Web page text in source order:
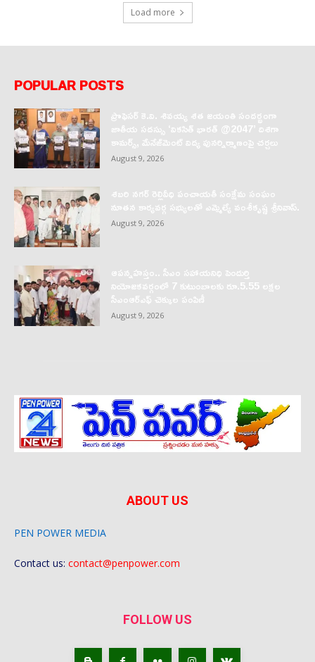
Load more
POPULAR POSTS
ప్రొఫెసర్‌ కె.వి. శివయ్య శత జయంతి సందర్భంగా
జాతీయ సదస్సు ‘వికసిత్‌ భారత్‌ @2047’ దిశగా
కామర్స్‌, మేనేజ్‌మెంట్‌ విద్య పునర్నిర్మాణంపై చర్చలు
August 9, 2026
శబరి నగర్ రెల్లివీధి పంచాయతీ సంక్షేమ సంఘం
నూతన కార్యవర్గ సభ్యులతో ఎమ్మెల్యే వంశీకృష్ణ శ్రీనివాస్.
August 9, 2026
ఆపన్నహస్తం.. సీఎం సహాయనిధి పెందుర్తి
నియోజకవర్గంలో 7 కుటుంబాలకు రూ.5.55 లక్షల
సీఎంఆర్‌ఎఫ్ చెక్కుల పంపిణీ
August 9, 2026
ABOUT US
PEN POWER MEDIA
Contact us: contact@penpower.com
FOLLOW US